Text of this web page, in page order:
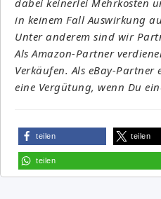
in keinem Fall Auswirkung
Unter anderem sind wir
Als Amazon-Partner
Verkäufen. Als eBay-
eine Vergütung, wenn Du
teilen teilen
teilen